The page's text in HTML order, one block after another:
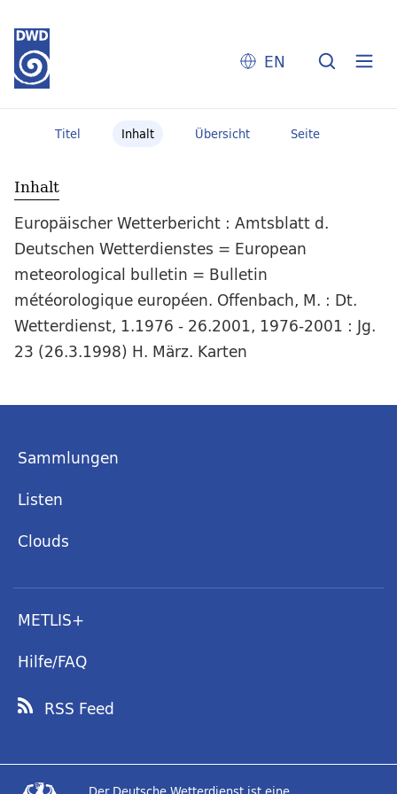
EN
Titel Inhalt Übersicht Seite
Inhalt
Europäischer Wetterbericht : Amtsblatt d.
Deutschen Wetterdienstes = European
meteorological bulletin = Bulletin
météorologique européen. Offenbach, M. : Dt.
Wetterdienst, 1.1976 - 26.2001, 1976-2001 : Jg.
23 (26.3.1998) H. März. Karten
Sammlungen
Listen
Clouds
METLIS+
Hilfe/FAQ
RSS Feed